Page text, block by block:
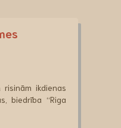
ikdienas
biedrība “Riga